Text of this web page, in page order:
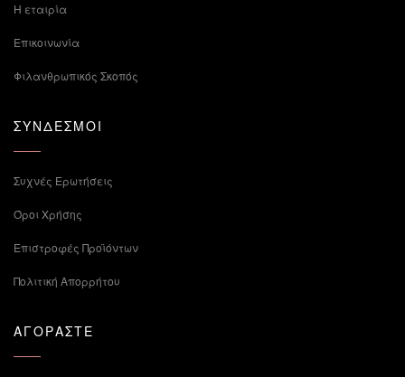
Η εταιρία
Επικοινωνία
Φιλανθρωπικός Σκοπός
ΣΥΝΔΕΣΜΟΙ
Συχνές Ερωτήσεις
Όροι Χρήσης
Επιστροφές Προϊόντων
Πολιτική Απορρήτου
ΑΓΟΡΑΣΤΕ